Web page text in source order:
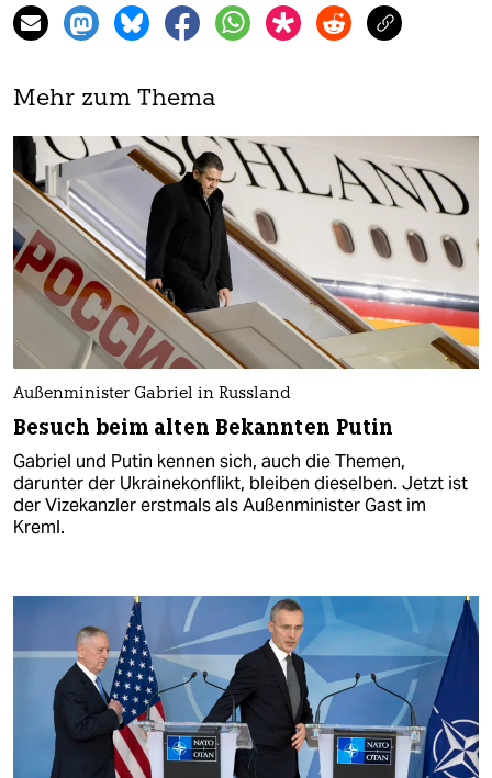
Mehr zum Thema
Außenminister Gabriel in Russland
Besuch beim alten Bekannten Putin
Gabriel und Putin kennen sich, auch die Themen,
darunter der Ukrainekonflikt, bleiben dieselben. Jetzt ist
der Vizekanzler erstmals als Außenminister Gast im
Kreml.